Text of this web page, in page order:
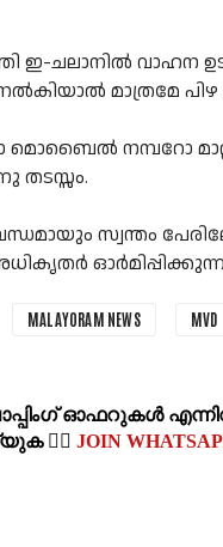
ഇ-ചലാനിൽ
മാത്രമേ
നമ്പറോ
തടസ്സം.
സ്വന്തം
MALAYORAM NEWS MVD
ഓഫറുകള്‍
👉🏽 JOIN